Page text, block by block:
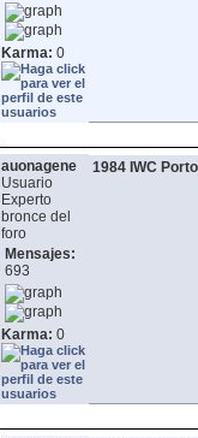
Karma: 0
auonagene
Usuario
Experto
bronce del
foro
Mensajes:
693
Karma: 0
1984 IWC